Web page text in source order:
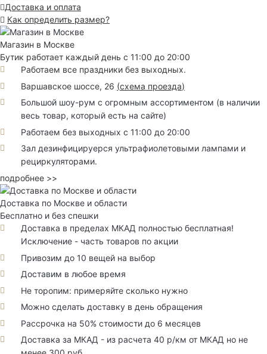
Доставка и оплата
Как определить размер?
Магазин в Москве
Бутик работает каждый день с 11:00 до 20:00
Работаем все праздники без выходных.
Варшавское шоссе, 26 (схема проезда)
Большой шоу-рум с огромным ассортиментом (в наличии
весь товар, который есть на сайте)
Работаем без выходных с 11:00 до 20:00
Зал дезинфицируерся ультрафиолетовыми лампами и
рециркуляторами.
подробнее >>
Доставка по Москве и области
Бесплатно и без спешки
Доставка в пределах МКАД полностью бесплатная!
Исключение - часть товаров по акции
Привозим до 10 вещей на выбор
Доставим в любое время
Не торопим: примеряйте сколько нужно
Можно сделать доставку в день обращения
Рассрочка на 50% стоимости до 6 месяцев
Доставка за МКАД - из расчета 40 р/км от МКАД но не